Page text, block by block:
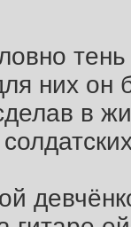
тень
них
в